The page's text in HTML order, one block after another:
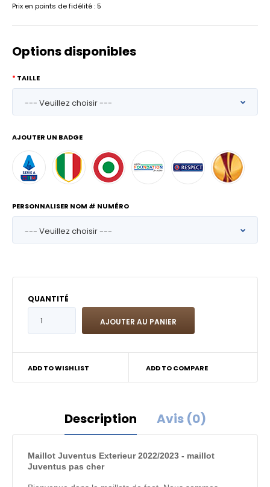
Prix en points de fidélité : 5
Options disponibles
TAILLE
AJOUTER UN BADGE
PERSONNALISER NOM # NUMÉRO
QUANTITÉ
ADD TO WISHLIST ADD TO COMPARE
Description Avis (0)
Maillot Juventus Exterieur 2022/2023 - maillot
Juventus pas cher